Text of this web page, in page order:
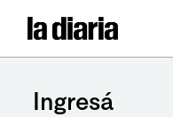
Ingresá